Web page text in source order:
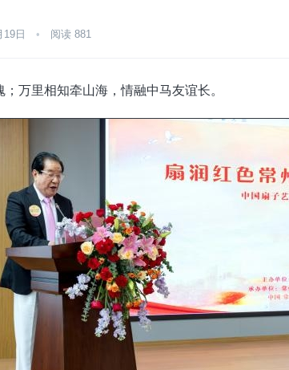
日 • 阅读 881
万里相知牵山海，情融中马友谊长。